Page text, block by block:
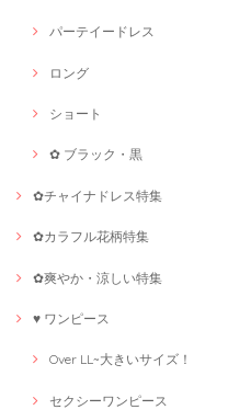
パーテイードレス
ロング
ショート
✿ ブラック・黒
✿チャイナドレス特集
✿カラフル花柄特集
✿爽やか・涼しい特集
♥ ワンピース
Over LL~大きいサイズ！
セクシーワンピース